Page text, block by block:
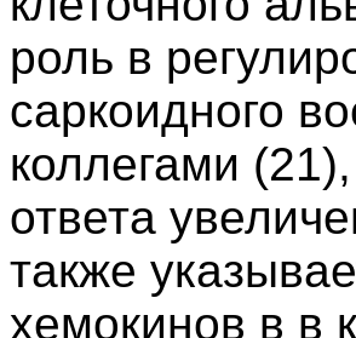
роль в
саркоидного
коллегами
ответа
также
хемокинов в в